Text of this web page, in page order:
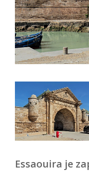
Essaouira je